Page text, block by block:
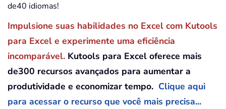
de40 idiomas!
Impulsione suas habilidades no Excel com Kutools
para Excel e experimente uma eficiência
incomparável. Kutools para Excel oferece mais
de300 recursos avançados para aumentar a
produtividade e economizar tempo. Clique aqui
para acessar o recurso que você mais precisa...